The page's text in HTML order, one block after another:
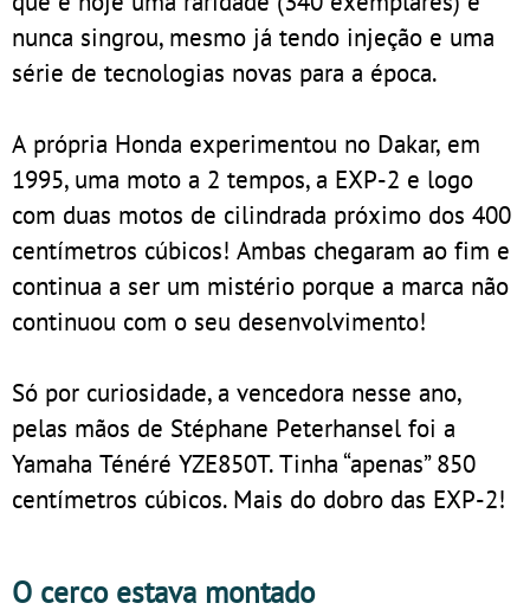
nunca singrou, mesmo já tendo injeção e uma
série de tecnologias novas para a época.
A própria Honda experimentou no Dakar, em
1995, uma moto a 2 tempos, a EXP-2 e logo
com duas motos de cilindrada próximo dos 400
centímetros cúbicos! Ambas chegaram ao fim e
continua a ser um mistério porque a marca não
continuou com o seu desenvolvimento!
Só por curiosidade, a vencedora nesse ano,
pelas mãos de Stéphane Peterhansel foi a
Yamaha Ténéré YZE850T. Tinha “apenas” 850
centímetros cúbicos. Mais do dobro das EXP-2!
O cerco estava montado